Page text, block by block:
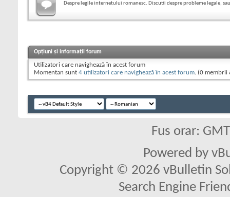
Despre legile internetului romanesc. Discutii despre probleme legale,
Opțiuni și informații forum
Utilizatori care navighează în acest forum
Momentan sunt 4 utilizatori care navighează în acest forum. (0 membrii
Fus orar:
Powered by
Copyright © 2026 vBulletin
Search Engine